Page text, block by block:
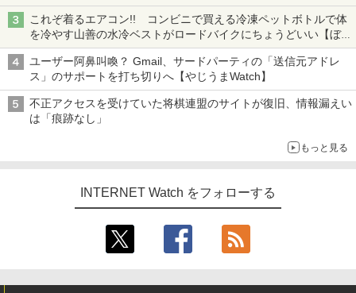
真や映像を使った投資詐欺などへの対策として
これぞ着るエアコン!! コンビニで買える冷凍ペットボトルで体
を冷やす山善の水冷ベストがロードバイクにちょうどいい【ぼっ
ち・ざ・ろーど！その14】【空いた時間でなにしてる？】
ユーザー阿鼻叫喚？ Gmail、サードパーティの「送信元アドレ
ス」のサポートを打ち切りへ【やじうまWatch】
不正アクセスを受けていた将棋連盟のサイトが復旧、情報漏えい
は「痕跡なし」
もっと見る
INTERNET Watch をフォローする